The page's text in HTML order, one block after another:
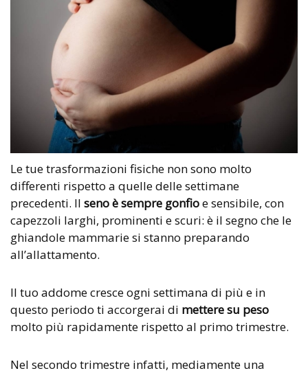
Le tue trasformazioni fisiche non sono molto
differenti rispetto a quelle delle settimane
precedenti. Il seno è sempre gonfioe sensibile, con
capezzoli larghi, prominenti e scuri: è il segno che le
ghiandole mammarie si stanno preparando
all’allattamento.
Il tuo addome cresce ogni settimana di più e in
questo periodo ti accorgerai di mettere su peso
molto più rapidamente rispetto al primo trimestre.
Nel secondo trimestre infatti, mediamente una